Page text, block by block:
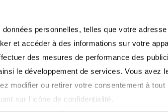
personnelles, telles que votre
et accéder à des informations sur votre
des mesures de performance des
le développement de services. Vous avez
modifier ou retirer votre consentement à
sur l'icône de confidentialité.
KERITA DAVID
Clichy (92110)
0184165384